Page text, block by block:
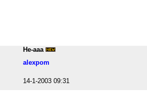
Не-ааа
alexpom
14-1-2003 09:31